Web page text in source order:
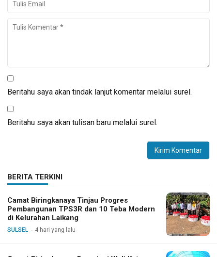
Beritahu saya akan tindak lanjut komentar melalui surel.
Beritahu saya akan tulisan baru melalui surel.
BERITA TERKINI
Camat Biringkanaya Tinjau Progres
Pembangunan TPS3R dan 10 Teba Modern
di Kelurahan Laikang
SULSEL 4 hari yang lalu